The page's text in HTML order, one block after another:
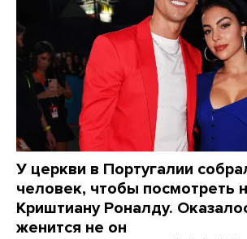
У церкви в Португалии
человек, чтобы посмотреть
Криштиану Роналду.
женится не он